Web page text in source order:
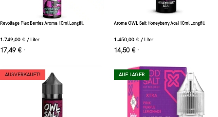
Revoltage Flex Berries Aroma 10ml Longfill
1.749,00 € / Liter
17,49 € *
Aroma OWL Salt Honeyberry Acai 10ml Longfill
1.450,00 € / Liter
14,50 € *
AUSVERKAUFT! AUF LAGER